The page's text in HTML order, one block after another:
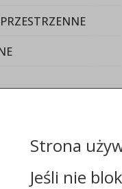
Strona
Jeśli nie